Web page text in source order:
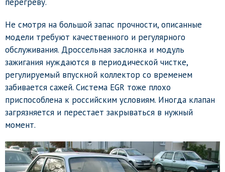
Не смотря на большой запас прочности, описанные
модели требуют качественного и регулярного
обслуживания. Дроссельная заслонка и модуль
зажигания нуждаются в периодической чистке,
регулируемый впускной коллектор со временем
забивается сажей. Система EGR тоже плохо
приспособлена к российским условиям. Иногда клапан
загрязняется и перестает закрываться в нужный
момент.